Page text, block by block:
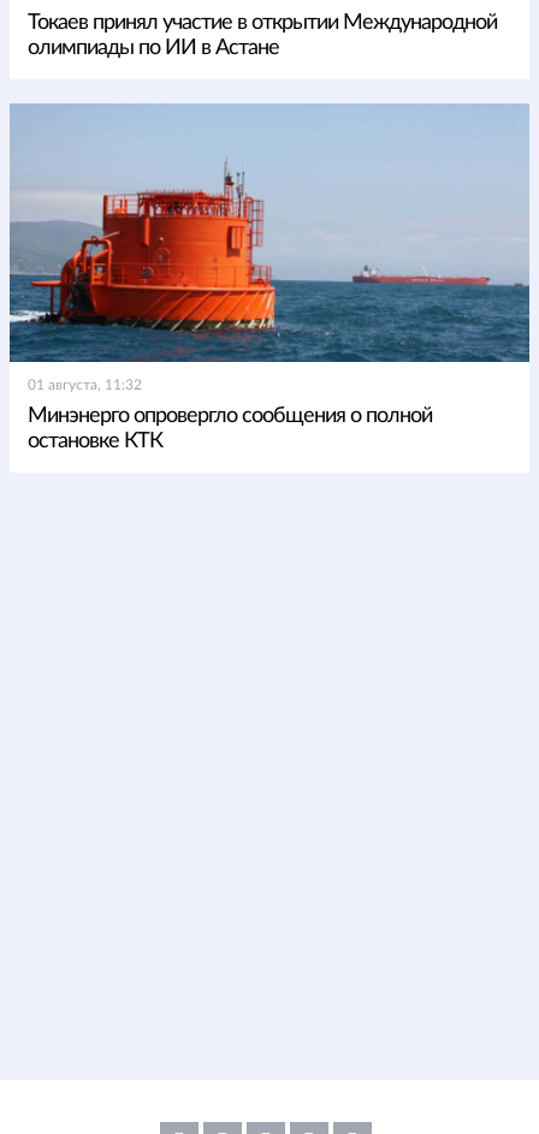
Токаев принял участие в открытии Международной
олимпиады по ИИ в Астане
01 августа, 11:32
Минэнерго опровергло сообщения о полной
остановке КТК